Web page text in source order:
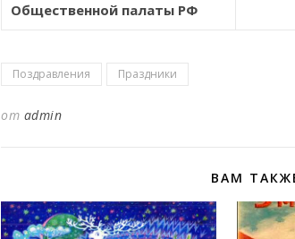
Общественной палаты РФ
Поздравления Праздники
от admin
ВАМ